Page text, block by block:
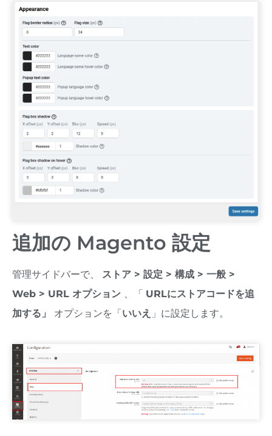
追加の Magento 設定
管理サイドバーで、
ストア > 設定 > 構成 > 一般 >
Web > URL オプション
、「 URLにストアコードを追
加する」 オプションを「いいえ 」に設定します。